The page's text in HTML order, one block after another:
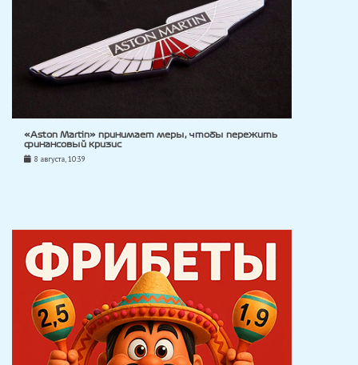
«Aston Martin» принимает меры, чтобы пережить
финансовый кризис
8 августа, 10:39